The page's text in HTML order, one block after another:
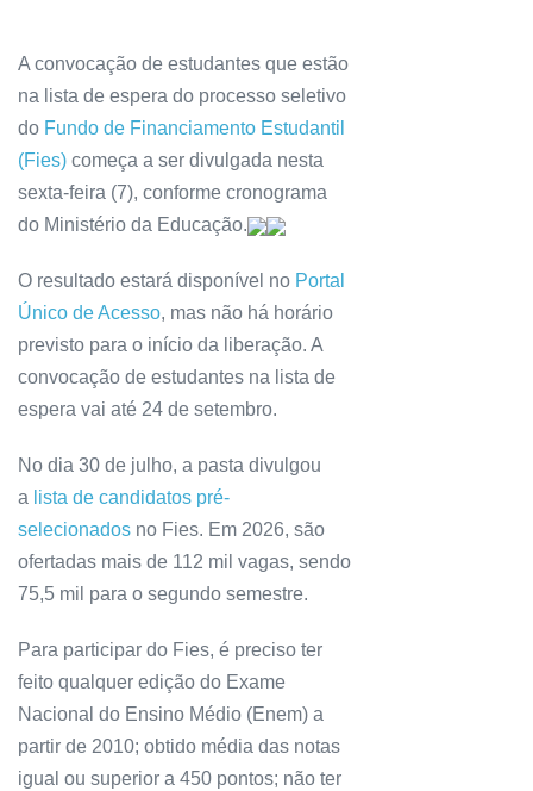
A convocação de estudantes que estão
na lista de espera do processo seletivo
do Fundo de Financiamento Estudantil
(Fies) começa a ser divulgada nesta
sexta-feira (7), conforme cronograma
do Ministério da Educação.
O resultado estará disponível no Portal
Único de Acesso, mas não há horário
previsto para o início da liberação. A
convocação de estudantes na lista de
espera vai até 24 de setembro.
No dia 30 de julho, a pasta divulgou
a lista de candidatos pré-
selecionados no Fies. Em 2026, são
ofertadas mais de 112 mil vagas, sendo
75,5 mil para o segundo semestre.
Para participar do Fies, é preciso ter
feito qualquer edição do Exame
Nacional do Ensino Médio (Enem) a
partir de 2010; obtido média das notas
igual ou superior a 450 pontos; não ter